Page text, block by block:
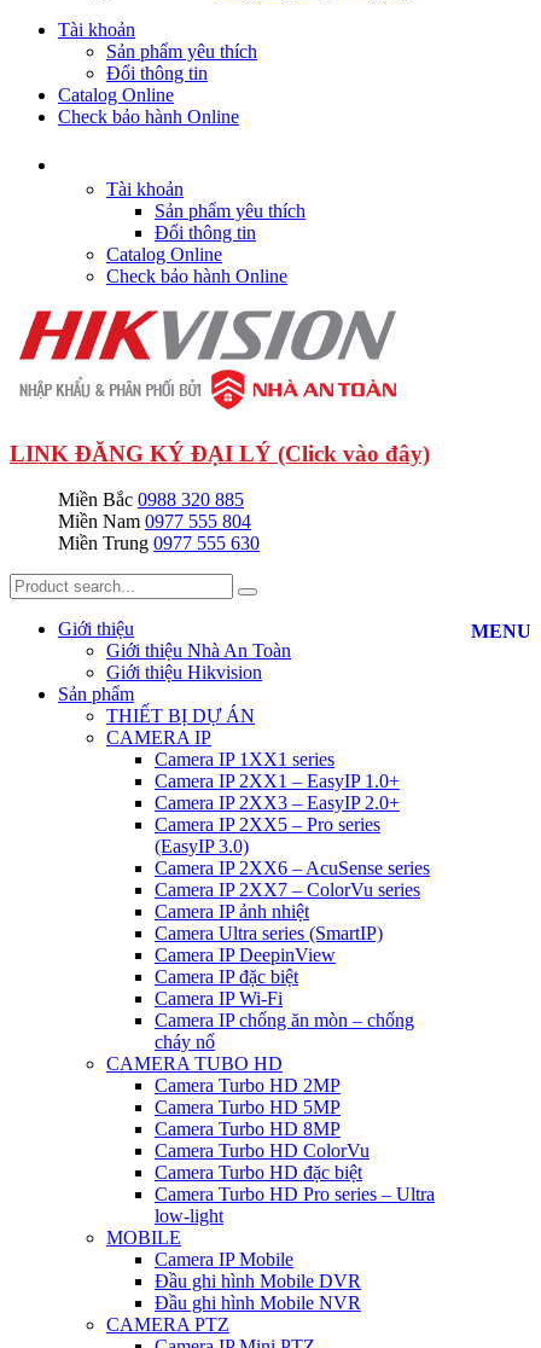
Tài khoản
Sản phẩm yêu thích
Đổi thông tin
Catalog Online
Check bảo hành Online
Tài khoản
Sản phẩm yêu thích
Đổi thông tin
Catalog Online
Check bảo hành Online
LINK ĐĂNG KÝ ĐẠI LÝ (Click vào đây)
Miền Bắc 0988 320 885
Miền Nam 0977 555 804
Miền Trung 0977 555 630
MENU
Giới thiệu
Giới thiệu Nhà An Toàn
Giới thiệu Hikvision
Sản phẩm
THIẾT BỊ DỰ ÁN
CAMERA IP
Camera IP 1XX1 series
Camera IP 2XX1 – EasyIP 1.0+
Camera IP 2XX3 – EasyIP 2.0+
Camera IP 2XX5 – Pro series
(EasyIP 3.0)
Camera IP 2XX6 – AcuSense series
Camera IP 2XX7 – ColorVu series
Camera IP ảnh nhiệt
Camera Ultra series (SmartIP)
Camera IP DeepinView
Camera IP đặc biệt
Camera IP Wi-Fi
Camera IP chống ăn mòn – chống
cháy nổ
CAMERA TUBO HD
Camera Turbo HD 2MP
Camera Turbo HD 5MP
Camera Turbo HD 8MP
Camera Turbo HD ColorVu
Camera Turbo HD đặc biệt
Camera Turbo HD Pro series – Ultra
low-light
MOBILE
Camera IP Mobile
Đầu ghi hình Mobile DVR
Đầu ghi hình Mobile NVR
CAMERA PTZ